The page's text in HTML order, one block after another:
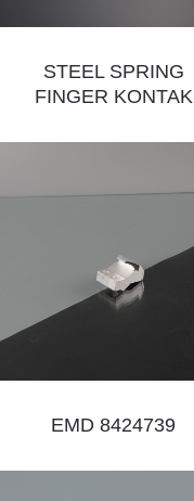
STEEL SPRING
FINGER KONTAK
EMD 8424739